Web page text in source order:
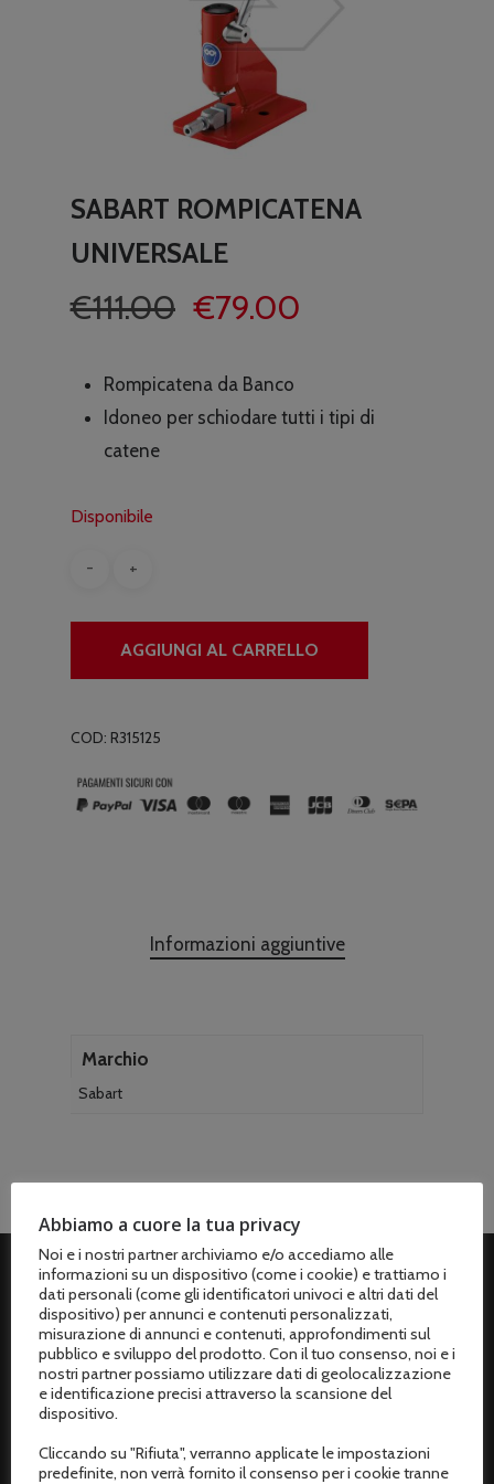
SABART ROMPICATENA
UNIVERSALE
€111.00 Il
originale
era:
€79.00
è:
€79.00.
Rompicatena da Banco
Idoneo per schiodare tutti i tipi di
catene
Disponibile
AGGIUNGI AL CARRELLO
COD: R315125
Informazioni aggiuntive
Marchio
Sabart
ASSISTENZA CLIENTI
Spedizioni
Metodi di pagamento
Resi e rimborsi
Abbiamo a cuore la tua privacy
Noi e i nostri partner archiviamo e/o accediamo alle
informazioni su un dispositivo (come i cookie) e trattiamo i
dati personali (come gli identificatori univoci e altri dati del
dispositivo) per annunci e contenuti personalizzati,
misurazione di annunci e contenuti, approfondimenti sul
pubblico e sviluppo del prodotto. Con il tuo consenso, noi e i
nostri partner possiamo utilizzare dati di geolocalizzazione
e identificazione precisi attraverso la scansione del
dispositivo.
Cliccando su "Rifiuta", verranno applicate le impostazioni
predefinite, non verrà fornito il consenso per i cookie tranne